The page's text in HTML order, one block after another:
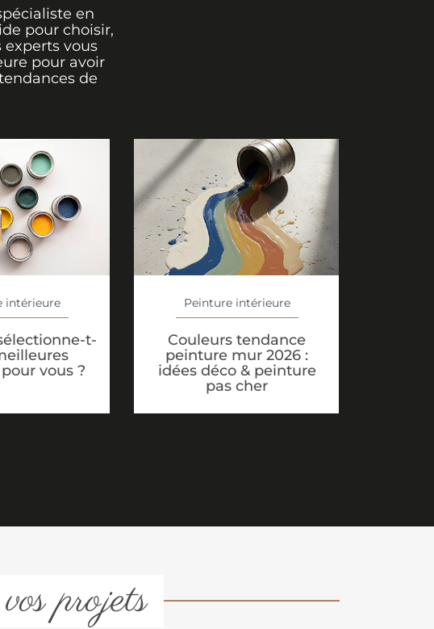
en
pour choisir,
vous
pour avoir
de
intérieure
t-
vous ?
Peinture intérieure
Couleurs tendance
peinture mur 2026 :
idées déco & peinture
pas cher
projets